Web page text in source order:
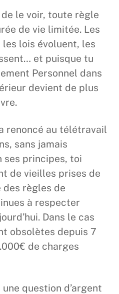
de le voir, toute règle
de vie limitée. Les
lois évoluent, les
et puisque tu
Personnel dans
devient de plus
renoncé au télétravail
sans jamais
ses principes, toi
de vieilles prises de
des règles de
à respecter
Dans le cas
obsolètes depuis 7
de charges
une question d’argent